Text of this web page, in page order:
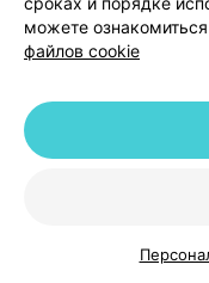
Сообщение о
числе и не
просьба
недоступном для
можете
файлов cookie